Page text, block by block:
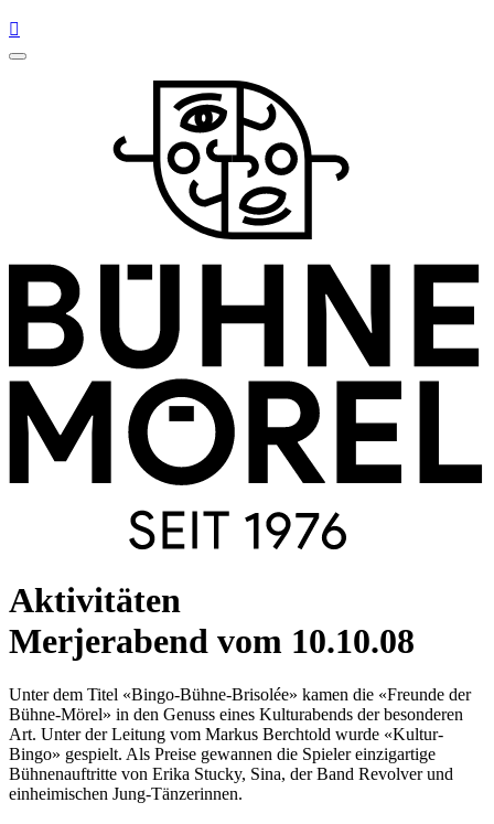

Aktivitäten
Merjerabend vom 10.10.08
Unter dem Titel «Bingo-Bühne-Brisolée» kamen die «Freunde der
Bühne-Mörel» in den Genuss eines Kulturabends der besonderen
Art. Unter der Leitung vom Markus Berchtold wurde «Kultur-
Bingo» gespielt. Als Preise gewannen die Spieler einzigartige
Bühnenauftritte von Erika Stucky, Sina, der Band Revolver und
einheimischen Jung-Tänzerinnen.